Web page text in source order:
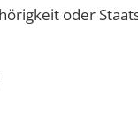
oder